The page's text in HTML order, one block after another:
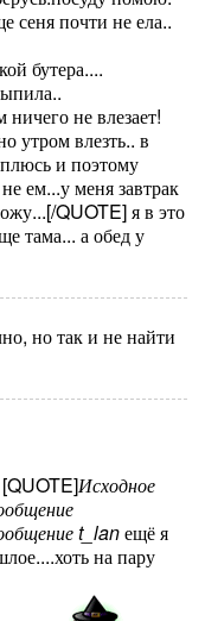
сеня почти не ела..
бутера....
не влезает!
утром влезть.. в
и поэтому
ем...у меня завтрак
QUOTE] я в это
тама... а обед у
но так и не найти
[QUOTE]Исходное
t_lanещё я
на пару